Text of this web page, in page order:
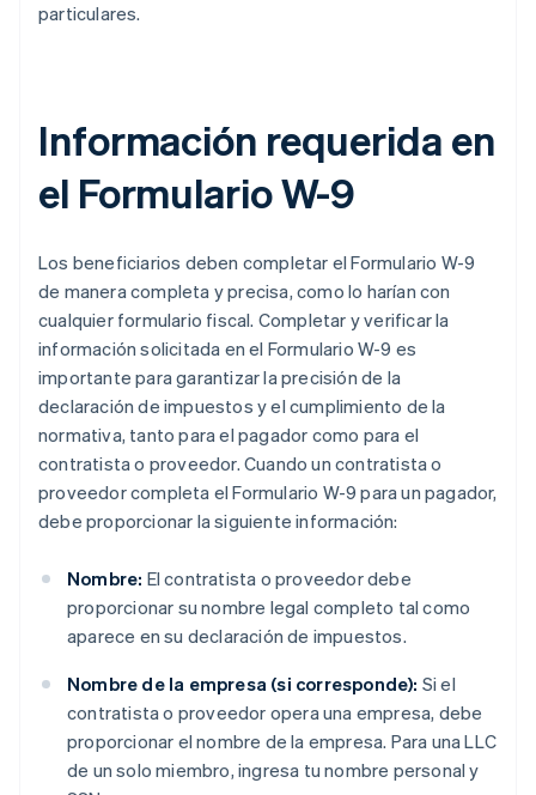
particulares.
Información requerida en
el Formulario W-9
Los beneficiarios deben completar el Formulario W-9
de manera completa y precisa, como lo harían con
cualquier formulario fiscal. Completar y verificar la
información solicitada en el Formulario W-9 es
importante para garantizar la precisión de la
declaración de impuestos y el cumplimiento de la
normativa, tanto para el pagador como para el
contratista o proveedor. Cuando un contratista o
proveedor completa el Formulario W-9 para un pagador,
debe proporcionar la siguiente información:
Nombre: El contratista o proveedor debe
proporcionar su nombre legal completo tal como
aparece en su declaración de impuestos.
Nombre de la empresa (si corresponde): Si el
contratista o proveedor opera una empresa, debe
proporcionar el nombre de la empresa. Para una LLC
de un solo miembro, ingresa tu nombre personal y